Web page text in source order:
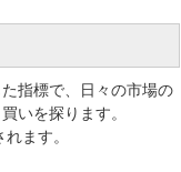
指標で、日々の市場の
いを探ります。
ます。